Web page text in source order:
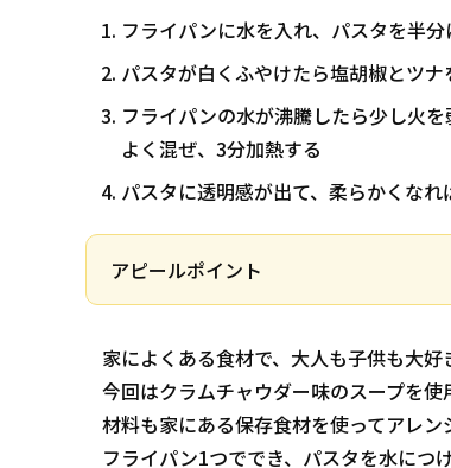
フライパンに水を入れ、パスタを半
パスタが白くふやけたら塩胡椒とツ
フライパンの水が沸騰したら少し火
よく混ぜ、3分加熱する
パスタに透明感が出て、柔らかくなれ
アピールポイント
家によくある食材で、大人も子供も大好
今回はクラムチャウダー味のスープを使
材料も家にある保存食材を使ってアレン
フライパン1つででき、パスタを水につ